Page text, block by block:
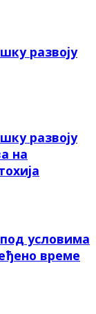
развоју
развоју
на
условима
време